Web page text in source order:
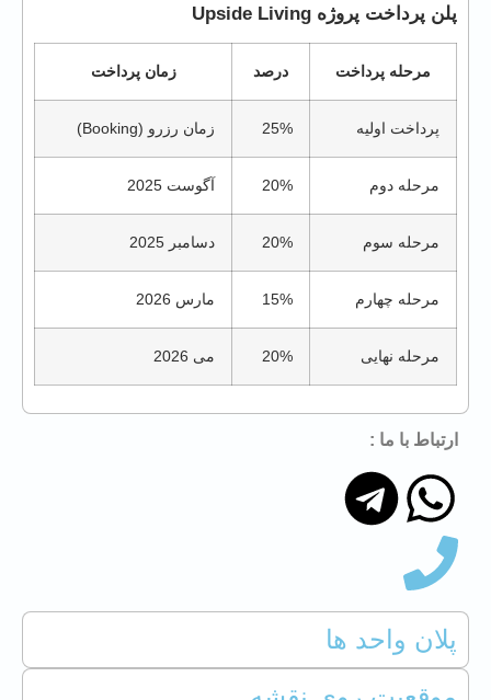
پلن پرداخت پروژه Upside Living
مرحله پرداخت درصد زمان پرداخت
پرداخت اولیه 25% زمان رزرو (Booking)
مرحله دوم 20% آگوست 2025
مرحله سوم 20% دسامبر 2025
مرحله چهارم 15% مارس 2026
مرحله نهایی 20% می 2026
ارتباط با ما :
پلان واحد ها